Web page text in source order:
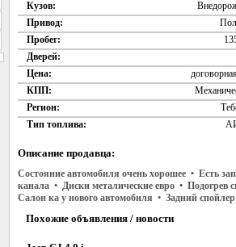
Кузов:
Привод:
Пробег:
Дверей:
Цена:
КПП:
Регион:
Тип топлива:
Описание продавца:
Состояние автомобиля очень хорошее • Есть
канала • Диски металические евро •
Салон ка у нового автомобиля • Задний
Похожие объявления / новости